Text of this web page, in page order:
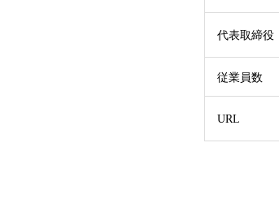
代表取締役
従業員数
URL